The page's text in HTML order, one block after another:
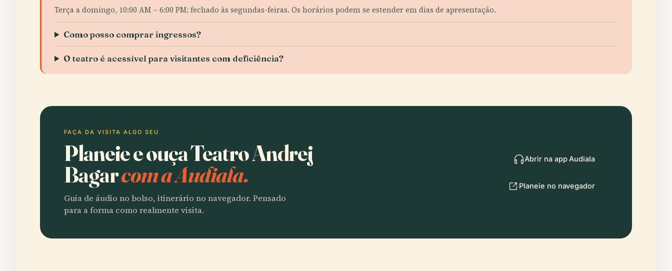
Terça a domingo, 10:00 AM – 6:00 PM; fechado às segundas-feiras. Os horários podem se estender em dias de apresentação.
Como posso comprar ingressos?
O teatro é acessível para visitantes com deficiência?
FAÇA DA VISITA ALGO SEU
Planeie e ouça Teatro Andrej
Bagarcom a Audiala.
Guia de áudio no bolso, itinerário no navegador. Pensado
para a forma como realmente visita.
Abrir na app Audiala
Planeie no navegador